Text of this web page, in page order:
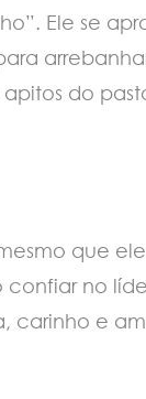
Ele se
do
que
no
carinho e